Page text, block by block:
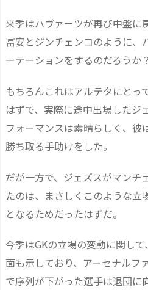
来季はハヴァーツが再び中盤に
冨安とジンチェンコのように、
ーテーションをするのだろうか？
もちろんこれはアルテタにとっ
はずで、実際に途中出場したジ
フォーマンスは素晴らしく、彼
勝ち取る手助けをした。
だが一方で、ジェズスがマンチ
たのは、まさしくこのような立
となるためだったはずだ。
今季はGKの立場の変動に関し
面も示しており、アーセナルフ
で序列が下がった選手は退団に